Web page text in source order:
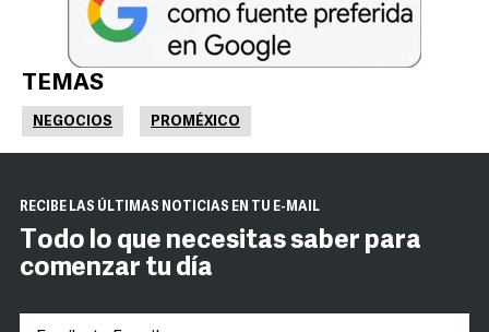
TEMAS
NEGOCIOS PROMÉXICO
RECIBE LAS ÚLTIMAS NOTICIAS EN TU E-MAIL
Todo lo que necesitas saber para
comenzar tu día